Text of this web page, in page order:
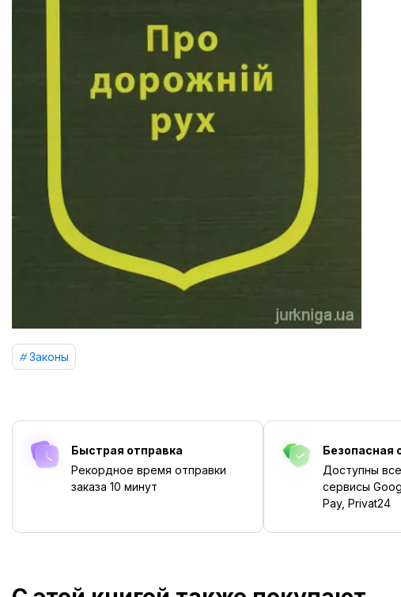
Законы
Быстрая отправка
Рекордное время отправки
заказа 10 минут
Безопасная
Доступны
сервисы
Pay, Privat24